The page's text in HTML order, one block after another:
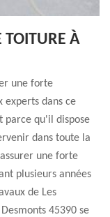
TOITURE À
une forte
experts dans ce
parce qu'il dispose
dans toute la
une forte
plusieurs années
de Les
45390 se